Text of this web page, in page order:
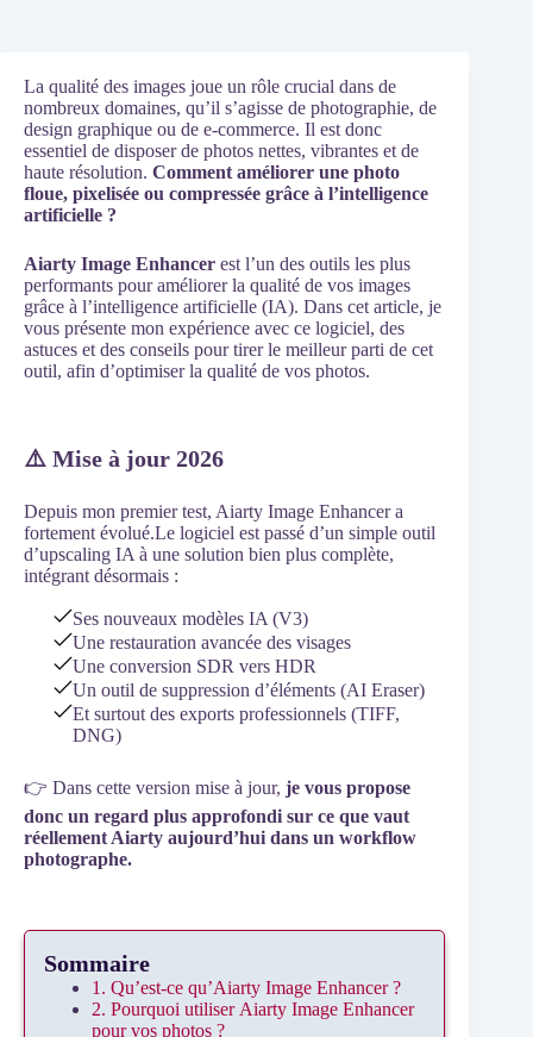
La qualité des images joue un rôle crucial dans de
nombreux domaines, qu’il s’agisse de photographie, de
design graphique ou de e-commerce. Il est donc
essentiel de disposer de photos nettes, vibrantes et de
haute résolution. Comment améliorer une photo
floue, pixelisée ou compressée grâce à l’intelligence
artificielle ?
Aiarty Image Enhancer est l’un des outils les plus
performants pour améliorer la qualité de vos images
grâce à l’intelligence artificielle (IA). Dans cet article, je
vous présente mon expérience avec ce logiciel, des
astuces et des conseils pour tirer le meilleur parti de cet
outil, afin d’optimiser la qualité de vos photos.
⚠️ Mise à jour 2026
Depuis mon premier test, Aiarty Image Enhancer a
fortement évolué.Le logiciel est passé d’un simple outil
d’upscaling IA à une solution bien plus complète,
intégrant désormais :
Ses nouveaux modèles IA (V3)
Une restauration avancée des visages
Une conversion SDR vers HDR
Un outil de suppression d’éléments (AI Eraser)
Et surtout des exports professionnels (TIFF,
DNG)
👉 Dans cette version mise à jour, je vous propose
donc un regard plus approfondi sur ce que vaut
réellement Aiarty aujourd’hui dans un workflow
photographe.
Sommaire
1. Qu’est-ce qu’Aiarty Image Enhancer ?
2. Pourquoi utiliser Aiarty Image Enhancer
pour vos photos ?